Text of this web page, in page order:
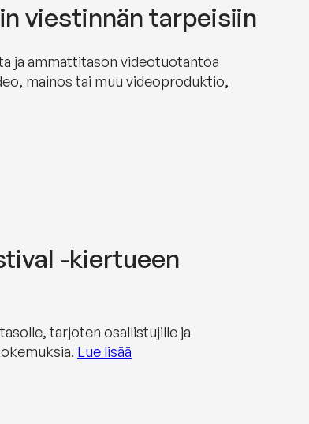
viestinnän tarpeisiin
ja ammattitason videotuotantoa
mainos tai muu videoproduktio,
-kiertueen
tarjoten osallistujille ja
Lue lisää